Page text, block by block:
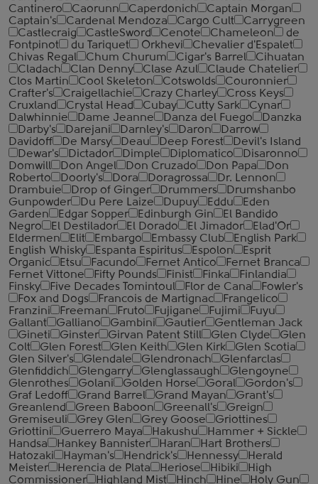
Cantinero
Caorunn Caperdonich
Captain Morgan
Captain's
Cardenal Mendoza Cargo Cult
Carrygreen
Castlecraig
CastleSword Cenote Chameleon
de
Fontpinot
du Tariquet Orkhevi
Chevalier d'Espalet
Chivas Regal
Chum Churum Cigar's Barrel
Cihuatan
Cladach
Clan Denny Clase Azul
Claude Chatelier
Clos Martin
Cool Skeleton Cotswolds
Couronnier
Crafter's
Craigellachie Crazy Charley
Cross Keys
Cruxland
Crystal Head Cubay Cutty Sark
Cynar
Dalwhinnie
Dame Jeanne Danza del Fuego
Danzka
Darby's
Darejani Darnley's Daron
Darrow
Davidoff
De Marsy Deau Deep Forest
Devil's Island
Dewar's
Dictador Dimple Diplomatico
Disaronno
Domwill
Don Angel Don Cruzado Don Papa
Don
Roberto
Doorly's Dora Doragrossa
Dr. Lennon
Drambuie
Drop of Ginger Drummers
Drumshanbo
Gunpowder
Du Pere Laize Dupuy Eddu
Eden
Garden
Edgar Sopper Edinburgh Gin
El Bandido
Negro
El Destilador El Dorado El Jimador
Elad'Or
Eldermen
Elit Embargo Embassy Club
English Park
English Whisky
Espanta Espiritus Espolon
Esprit
Organic
Etsu Facundo Fernet Antico
Fernet Branca
Fernet Vittone
Fifty Pounds Finist Finka
Finlandia
Finsky
Five Decades Tomintoul Flor de Cana
Fowler's
Fox and Dogs
Francois de Martignac
Frangelico
Franzini
Freeman Fruto Fujigane Fujimi
Fuyu
Gallant
Galliano Gambini Gautier
Gentleman Jack
Gineti
Ginster Girvan Patent Still Glen Clyde
Glen
Colt
Glen Forest Glen Keith Glen Kirk
Glen Scotia
Glen Silver's
Glendale Glendronach
Glenfarclas
Glenfiddich
Glengarry Glenglassaugh
Glengoyne
Glenrothes
Golani Golden Horse Goral
Gordon's
Graf Ledoff
Grand Barrel Grand Mayan
Grant's
Greanlend
Green Baboon Greenall's
Greign
Gremiseuli
Grey Glen Grey Goose
Griottines
Griottini
Guerrero Maya Hakushu
Hammer + Sickle
Handsa
Hankey Bannister Haran
Hart Brothers
Hatozaki
Hayman's Hendrick's Hennessy
Herald
Meister
Herencia de Plata Heriose Hibiki
High
Commissioner
Highland Mist Hinch Hine
Holy Gun